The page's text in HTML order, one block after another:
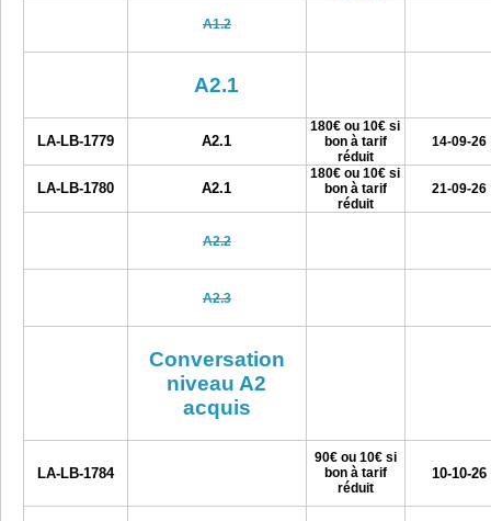
A1.2
A2.1
LA-LB-1779 A2.1
180€ ou 10€ si
bon à tarif
réduit
14-09-26
LA-LB-1780 A2.1
180€ ou 10€ si
bon à tarif
réduit
21-09-26
A2.2
A2.3
Conversation
niveau A2
acquis
LA-LB-1784
90€ ou 10€ si
bon à tarif
réduit
10-10-26